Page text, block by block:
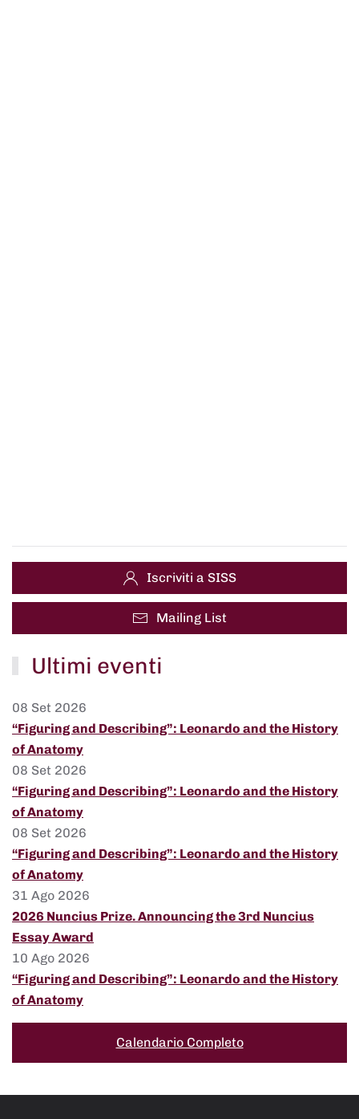
Iscriviti a SISS
Mailing List
Ultimi eventi
08 Set 2026
“Figuring and Describing”: Leonardo and the History
of Anatomy
08 Set 2026
“Figuring and Describing”: Leonardo and the History
of Anatomy
08 Set 2026
“Figuring and Describing”: Leonardo and the History
of Anatomy
31 Ago 2026
2026 Nuncius Prize. Announcing the 3rd Nuncius
Essay Award
10 Ago 2026
“Figuring and Describing”: Leonardo and the History
of Anatomy
Calendario Completo